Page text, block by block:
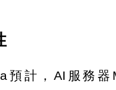
預計，AI服務器